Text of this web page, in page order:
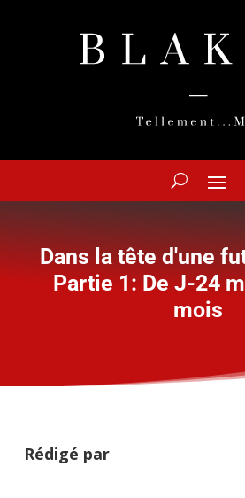
Dans la tête d'une
Partie 1: De J-24
mois
Rédigé par